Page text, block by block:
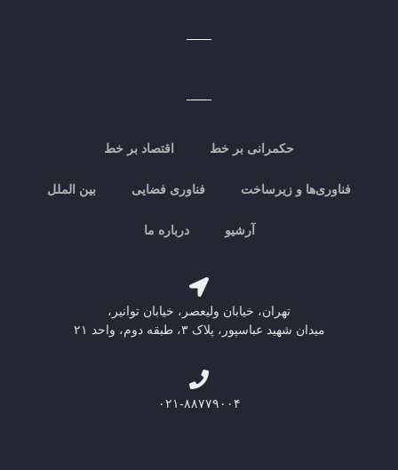
حکمرانی بر خط اقتصاد بر خط
فناوری‌ها و زیرساخت فناوری فضایی بین الملل
آرشیو درباره ما
تهران، خیابان ولیعصر، خیابان توانیر،
میدان شهید عباسپور، پلاک ۳، طبقه دوم، واحد ۲۱
۰۲۱-۸۸۷۷۹۰۰۴